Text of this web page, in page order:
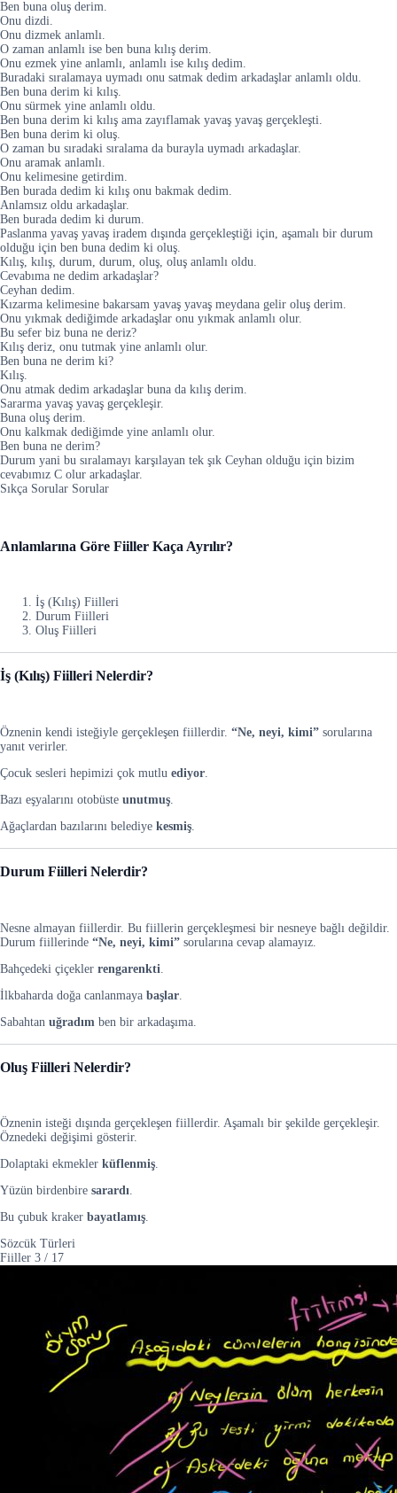
Ben buna oluş derim.
Onu dizdi.
Onu dizmek anlamlı.
O zaman anlamlı ise ben buna kılış derim.
Onu ezmek yine anlamlı, anlamlı ise kılış dedim.
Buradaki sıralamaya uymadı onu satmak dedim arkadaşlar anlamlı oldu.
Ben buna derim ki kılış.
Onu sürmek yine anlamlı oldu.
Ben buna derim ki kılış ama zayıflamak yavaş yavaş gerçekleşti.
Ben buna derim ki oluş.
O zaman bu sıradaki sıralama da burayla uymadı arkadaşlar.
Onu aramak anlamlı.
Onu kelimesine getirdim.
Ben burada dedim ki kılış onu bakmak dedim.
Anlamsız oldu arkadaşlar.
Ben burada dedim ki durum.
Paslanma yavaş yavaş iradem dışında gerçekleştiği için, aşamalı bir durum
olduğu için ben buna dedim ki oluş.
Kılış, kılış, durum, durum, oluş, oluş anlamlı oldu.
Cevabıma ne dedim arkadaşlar?
Ceyhan dedim.
Kızarma kelimesine bakarsam yavaş yavaş meydana gelir oluş derim.
Onu yıkmak dediğimde arkadaşlar onu yıkmak anlamlı olur.
Bu sefer biz buna ne deriz?
Kılış deriz, onu tutmak yine anlamlı olur.
Ben buna ne derim ki?
Kılış.
Onu atmak dedim arkadaşlar buna da kılış derim.
Sararma yavaş yavaş gerçekleşir.
Buna oluş derim.
Onu kalkmak dediğimde yine anlamlı olur.
Ben buna ne derim?
Durum yani bu sıralamayı karşılayan tek şık Ceyhan olduğu için bizim
cevabımız C olur arkadaşlar.
Sıkça Sorular Sorular
Anlamlarına Göre Fiiller Kaça Ayrılır?
İş (Kılış) Fiilleri
Durum Fiilleri
Oluş Fiilleri
İş (Kılış) Fiilleri Nelerdir?
Öznenin kendi isteğiyle gerçekleşen fiillerdir. “Ne, neyi, kimi” sorularına
yanıt verirler.
Çocuk sesleri hepimizi çok mutlu ediyor
Bazı eşyalarını otobüste unutmuş
Ağaçlardan bazılarını belediye kesmiş
Durum Fiilleri Nelerdir?
Nesne almayan fiillerdir. Bu fiillerin gerçekleşmesi bir nesneye bağlı değildir.
Durum fiillerinde “Ne, neyi, kimi” sorularına cevap alamayız.
Bahçedeki çiçekler rengarenkti
İlkbaharda doğa canlanmaya başlar
Sabahtan uğradım ben bir arkadaşıma.
Oluş Fiilleri Nelerdir?
Öznenin isteği dışında gerçekleşen fiillerdir. Aşamalı bir şekilde gerçekleşir.
Öznedeki değişimi gösterir.
Dolaptaki ekmekler küflenmiş.
Yüzün birdenbire sarardı.
Bu çubuk kraker bayatlamış.
Sözcük Türleri
Fiiller 3 / 17